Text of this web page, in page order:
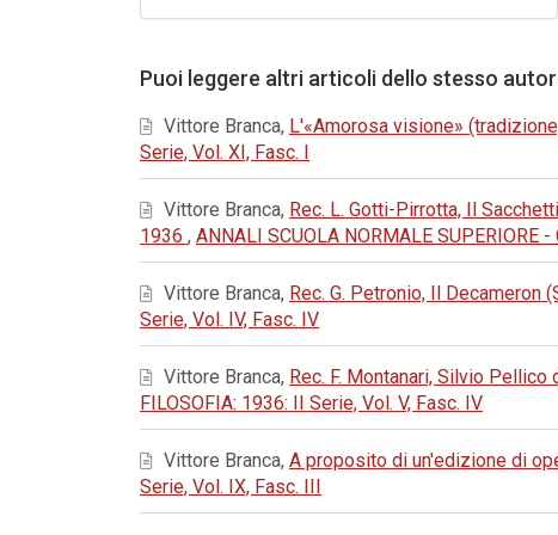
Puoi leggere altri articoli dello stesso
Vittore Branca, L'«Amorosa visione»
Serie, Vol. XI, Fasc. I
Vittore Branca, Rec. L. Gotti-Pirrotta, Il
1936 , ANNALI SCUOLA NORMALE SUPERIORE
Vittore Branca, Rec. G. Petronio, Il Decameron
Serie, Vol. IV, Fasc. IV
Vittore Branca, Rec. F. Montanari, Silvio
FILOSOFIA: 1936: II Serie, Vol. V, Fasc. IV
Vittore Branca, A proposito di un'edizione di
Serie, Vol. IX, Fasc. III